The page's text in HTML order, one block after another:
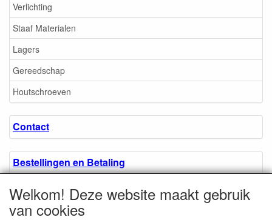
Verlichting
Staaf Materialen
Lagers
Gereedschap
Houtschroeven
Contact
Bestellingen en Betaling
Algemene voorwaarden
Welkom! Deze website maakt gebruik
van cookies